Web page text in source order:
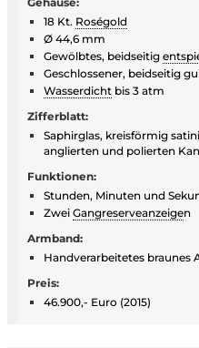
18 Kt. Roségold
Ø 44,6 mm
Gewölbtes, beidseitig
Geschlossener, beidseitig
Wasserdicht bis 3 atm
Zifferblatt:
Saphirglas, kreisförmig
anglierten und polierten
Funktionen:
Stunden, Minuten und
Zwei Gangreserveanzeigen
Armband:
Handverarbeitetes braunes
Preis:
46.900,- Euro (2015)